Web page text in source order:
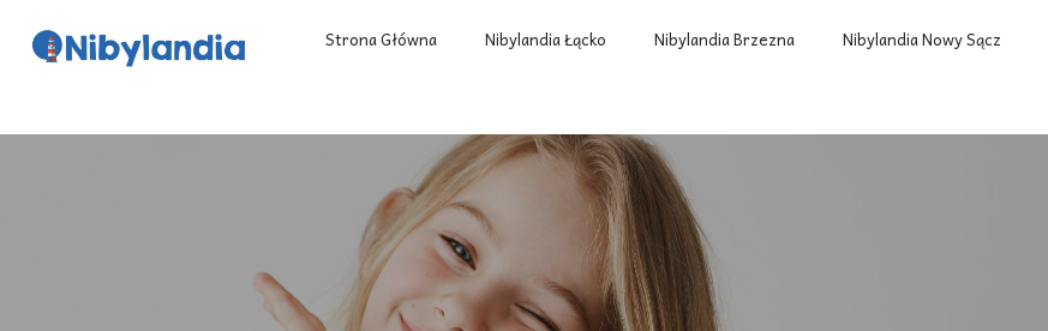
Strona Główna Nibylandia Łącko Nibylandia Brzezna Nibylandia Nowy Sącz